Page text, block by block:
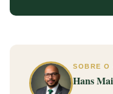
SOBRE O
Hans